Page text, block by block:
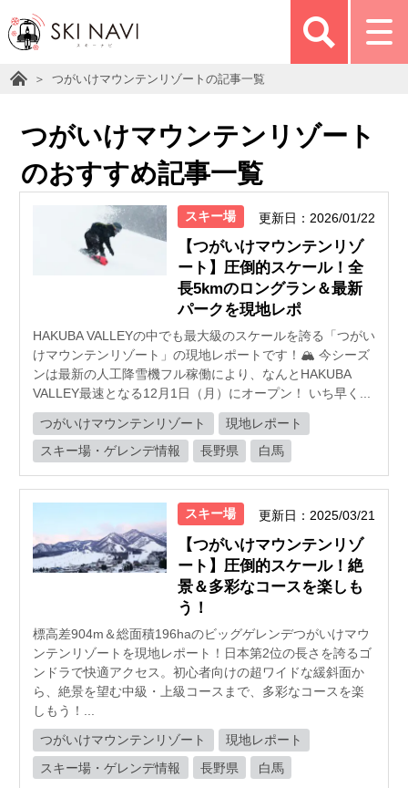
つがいけマウンテンリゾートの記事一覧
つがいけマウンテンリゾート
のおすすめ記事一覧
スキー場 更新日：2026/01/22
【つがいけマウンテンリゾ
ート】圧倒的スケール！全
長5kmのロングラン＆最新
パークを現地レポ
HAKUBA VALLEYの中でも最大級のスケールを誇る「つがい
けマウンテンリゾート」の現地レポートです！🏔️ 今シーズ
ンは最新の人工降雪機フル稼働により、なんとHAKUBA
VALLEY最速となる12月1日（月）にオープン！ いち早く...
つがいけマウンテンリゾート
現地レポート
スキー場・ゲレンデ情報
長野県 白馬
スキー場 更新日：2025/03/21
【つがいけマウンテンリゾ
ート】圧倒的スケール！絶
景＆多彩なコースを楽しも
う！
標高差904m＆総面積196haのビッグゲレンデつがいけマウ
ンテンリゾートを現地レポート！日本第2位の長さを誇るゴ
ンドラで快適アクセス。初心者向けの超ワイドな緩斜面か
ら、絶景を望む中級・上級コースまで、多彩なコースを楽
しもう！...
つがいけマウンテンリゾート
現地レポート
スキー場・ゲレンデ情報
長野県 白馬